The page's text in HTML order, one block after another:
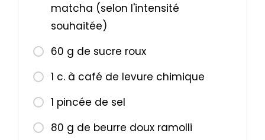
matcha (selon l'intensité
souhaitée)
60 g de sucre roux
1 c. à café de levure chimique
1 pincée de sel
80 g de beurre doux ramolli